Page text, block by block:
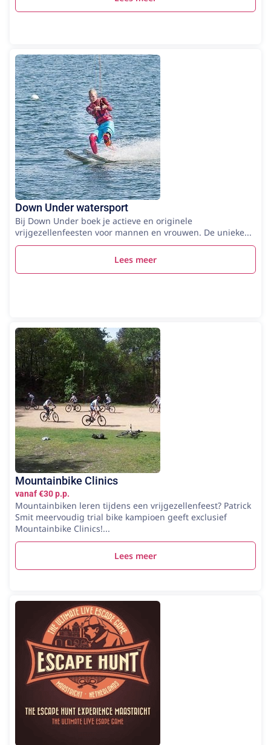
Down Under watersport
Bij Down Under boek je actieve en originele
vrijgezellenfeesten voor mannen en vrouwen. De unieke...
Lees meer
Mountainbike Clinics
vanaf €30 p.p.
Mountainbiken leren tijdens een vrijgezellenfeest? Patrick
Smit meervoudig trial bike kampioen geeft exclusief
Mountainbike Clinics!...
Lees meer